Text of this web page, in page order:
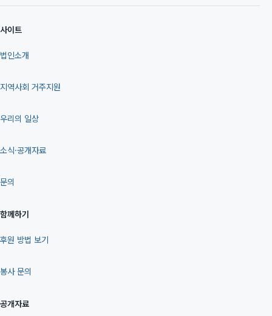
사이트
법인소개
지역사회 거주지원
우리의 일상
소식·공개자료
문의
함께하기
후원 방법 보기
봉사 문의
공개자료